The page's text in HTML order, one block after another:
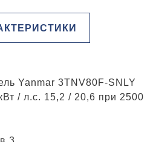
Yanmar 3TNV80F-SNLY
/ л.с. 15,2 / 20,6 при 2500